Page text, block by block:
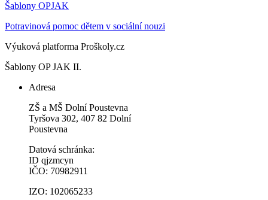
Šablony OPJAK
Potravinová pomoc dětem v sociální nouzi
Výuková platforma Proškoly.cz
Šablony OP JAK II.
Adresa
ZŠ a MŠ Dolní Poustevna
Tyršova 302, 407 82 Dolní
Poustevna
Datová schránka:
ID qjzmcyn
IČO: 70982911
IZO: 102065233